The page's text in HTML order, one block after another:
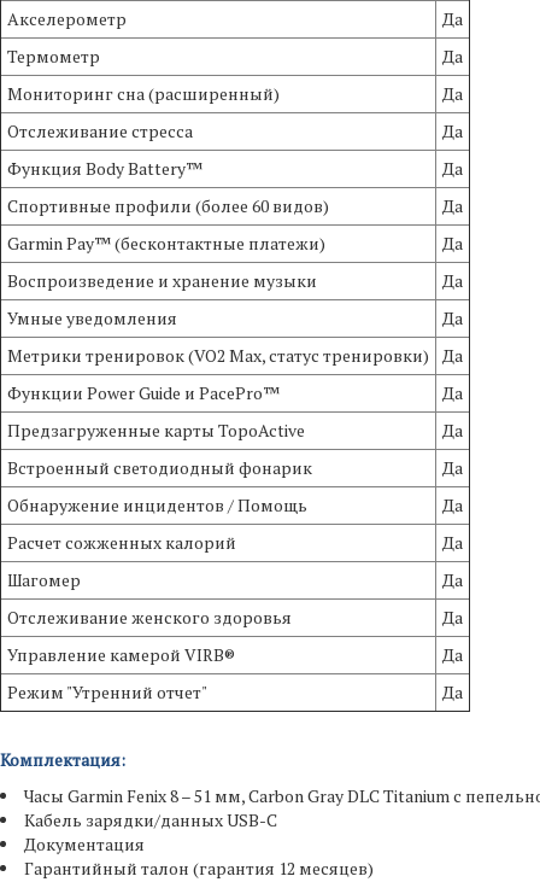
Акселерометр
Да
Термометр
Да
Мониторинг сна (расширенный)
Да
Отслеживание стресса
Да
Функция Body Battery™
Да
Спортивные профили (более 60 видов)
Да
Garmin Pay™ (бесконтактные платежи)
Да
Воспроизведение и хранение музыки
Да
Умные уведомления
Да
Метрики тренировок (VO2 Max, статус тренировки)
Да
Функции Power Guide и PacePro™
Да
Предзагруженные карты TopoActive
Да
Встроенный светодиодный фонарик
Да
Обнаружение инцидентов / Помощь
Да
Расчет сожженных калорий
Да
Шагомер
Да
Отслеживание женского здоровья
Да
Управление камерой VIRB®
Да
Режим "Утренний отчет"
Да
Комплектация:
Часы Garmin Fenix 8 – 51 мм, Carbon Gray DLC Titanium с
Кабель зарядки/данных USB-C
Документация
Гарантийный талон (гарантия 12 месяцев)